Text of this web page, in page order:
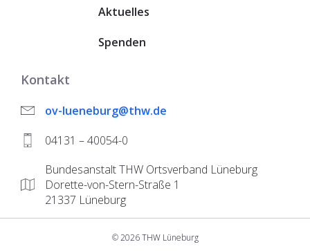
Aktuelles
Spenden
Kontakt
ov-lueneburg@thw.de
04131 – 40054-0
Bundesanstalt THW Ortsverband Lüneburg
Dorette-von-Stern-Straße 1
21337 Lüneburg
© 2026 THW Lüneburg